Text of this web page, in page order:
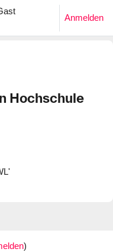
Anmelden
Hochschule
)